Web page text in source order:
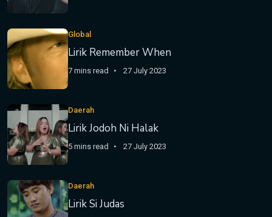
Global
Lirik Remember When
7 mins read 27 July 2023
Daerah
Lirik Jodoh Ni Halak
5 mins read 27 July 2023
Daerah
Lirik Si Judas